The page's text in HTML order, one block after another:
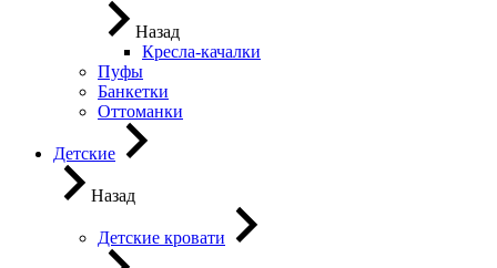
Назад
Кресла-качалки
Пуфы
Банкетки
Оттоманки
Детские
Назад
Детские кровати